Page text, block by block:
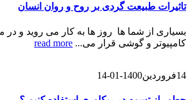
تاثیرات طبیعت گردی بر روح و روان انسان
بسیاری از شما ها روز ها به کار می روید و در
کامپیوتر و گوشی قرار می... read more
14فروردین1400-01-14